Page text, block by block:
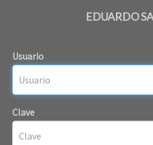
EDUARDO
Usuario
Clave